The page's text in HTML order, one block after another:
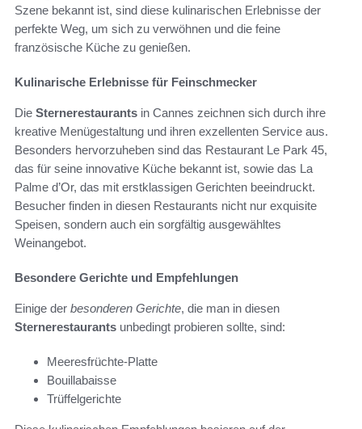
Szene bekannt ist, sind diese kulinarischen Erlebnisse der
perfekte Weg, um sich zu verwöhnen und die feine
französische Küche zu genießen.
Kulinarische Erlebnisse für Feinschmecker
Die Sternerestaurants in Cannes zeichnen sich durch ihre
kreative Menügestaltung und ihren exzellenten Service aus.
Besonders hervorzuheben sind das Restaurant Le Park 45,
das für seine innovative Küche bekannt ist, sowie das La
Palme d’Or, das mit erstklassigen Gerichten beeindruckt.
Besucher finden in diesen Restaurants nicht nur exquisite
Speisen, sondern auch ein sorgfältig ausgewähltes
Weinangebot.
Besondere Gerichte und Empfehlungen
Einige der besonderen Gerichte, die man in diesen
Sternerestaurants unbedingt probieren sollte, sind:
Meeresfrüchte-Platte
Bouillabaisse
Trüffelgerichte